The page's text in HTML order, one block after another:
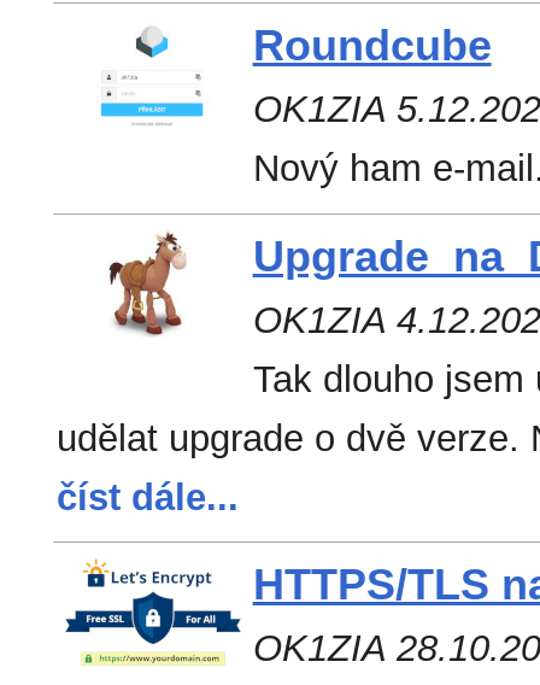
Roundcube
OK1ZIA
Nový ham e-
OK1ZIA
Tak dlouho
udělat upgrade o dvě
číst dále...
HTTPS/TLS
OK1ZIA